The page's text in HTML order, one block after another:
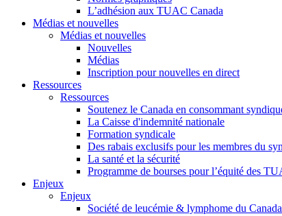
L’adhésion aux TUAC Canada
Médias et nouvelles
Médias et nouvelles
Nouvelles
Médias
Inscription pour nouvelles en direct
Ressources
Ressources
Soutenez le Canada en consommant
La Caisse d'indemnité nationale
Formation syndicale
Des rabais exclusifs pour les membres du
La santé et la sécurité
Programme de bourses pour l’équité des
Enjeux
Enjeux
Société de leucémie & lymphome du Canada